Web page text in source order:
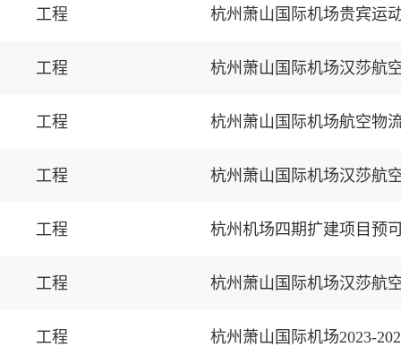
工程 杭州萧山国际机场贵宾运
工程
工程 杭州萧山国际机场航空物
工程
工程 杭州机场四期扩建项目预
工程
工程 杭州萧山国际机场2023-